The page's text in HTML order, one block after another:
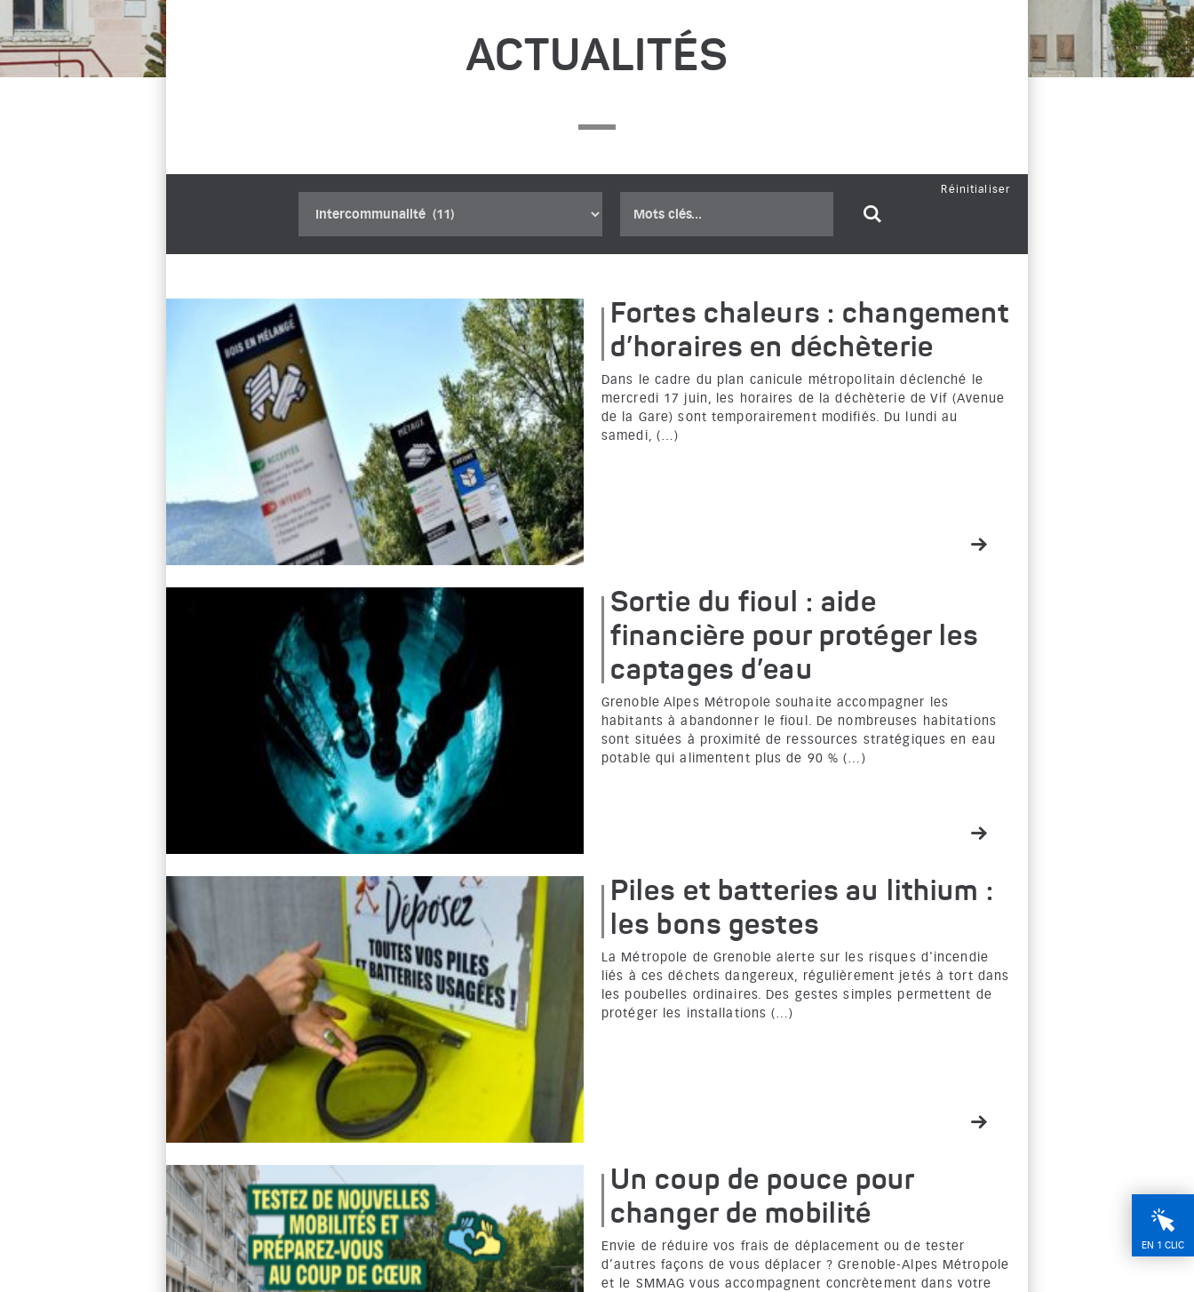
EN 1 CLIC
ACTUALITÉS
Réinitialiser
Fortes chaleurs : changement
d’horaires en déchèterie
Dans le cadre du plan canicule métropolitain déclenché le
mercredi 17 juin, les horaires de la déchèterie de Vif (Avenue
de la Gare) sont temporairement modifiés. Du lundi au
samedi, (…)
Sortie du fioul : aide
financière pour protéger les
captages d’eau
Grenoble Alpes Métropole souhaite accompagner les
habitants à abandonner le fioul. De nombreuses habitations
sont situées à proximité de ressources stratégiques en eau
potable qui alimentent plus de 90 % (…)
Piles et batteries au lithium :
les bons gestes
La Métropole de Grenoble alerte sur les risques d'incendie
liés à ces déchets dangereux, régulièrement jetés à tort dans
les poubelles ordinaires. Des gestes simples permettent de
protéger les installations (…)
Un coup de pouce pour
changer de mobilité
Envie de réduire vos frais de déplacement ou de tester
d’autres façons de vous déplacer ? Grenoble-Alpes Métropole
et le SMMAG vous accompagnent concrètement dans votre
Lire l'article